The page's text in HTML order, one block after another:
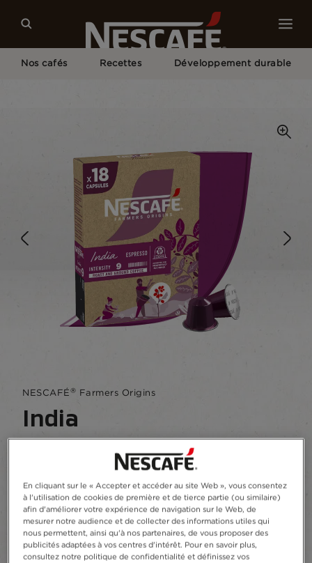
Nos cafés Recettes Développement durable
NESCAFÉ® Farmers Origins
India
Écrire un commentaire
Cueilli à la main dans le sud de l'Inde, chaque
gorgée est riche en notes de cacao et de
torréfaction.
Ajouter aux favoris
En cliquant sur le « Accepter et accéder au site Web », vous consentez
à l'utilisation de cookies de première et de tierce partie (ou similaire)
afin d'améliorer votre expérience de navigation sur le Web, de
mesurer notre audience et de collecter des informations utiles qui
nous permettent, ainsi qu'à nos partenaires, de vous proposer des
publicités adaptées à vos centres d'intérêt. Pour en savoir plus,
consultez notre politique de confidentialité et définissez vos